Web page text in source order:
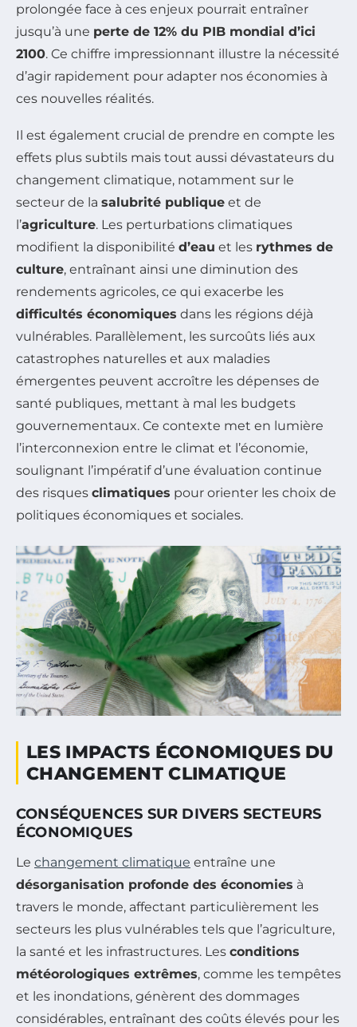
prolongée face à ces enjeux pourrait entraîner
jusqu’à une perte de 12% du PIB mondial d’ici
2100. Ce chiffre impressionnant illustre la nécessité
d’agir rapidement pour adapter nos économies à
ces nouvelles réalités.
Il est également crucial de prendre en compte les
effets plus subtils mais tout aussi dévastateurs du
changement climatique, notamment sur le
secteur de la salubrité publique et de
l’agriculture. Les perturbations climatiques
modifient la disponibilité d’eau et les rythmes de
culture, entraînant ainsi une diminution des
rendements agricoles, ce qui exacerbe les
difficultés économiques dans les régions déjà
vulnérables. Parallèlement, les surcoûts liés aux
catastrophes naturelles et aux maladies
émergentes peuvent accroître les dépenses de
santé publiques, mettant à mal les budgets
gouvernementaux. Ce contexte met en lumière
l’interconnexion entre le climat et l’économie,
soulignant l’impératif d’une évaluation continue
des risques climatiques pour orienter les choix de
politiques économiques et sociales.
LES IMPACTS ÉCONOMIQUES DU
CHANGEMENT CLIMATIQUE
CONSÉQUENCES SUR DIVERS SECTEURS
ÉCONOMIQUES
Le changement climatique entraîne une
désorganisation profonde des économies à
travers le monde, affectant particulièrement les
secteurs les plus vulnérables tels que l’agriculture,
la santé et les infrastructures. Les conditions
météorologiques extrêmes, comme les tempêtes
et les inondations, génèrent des dommages
considérables, entraînant des coûts élevés pour les